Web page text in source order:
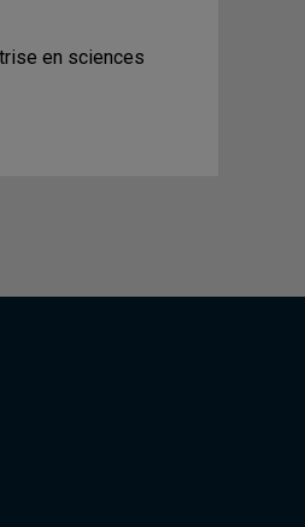
en sciences